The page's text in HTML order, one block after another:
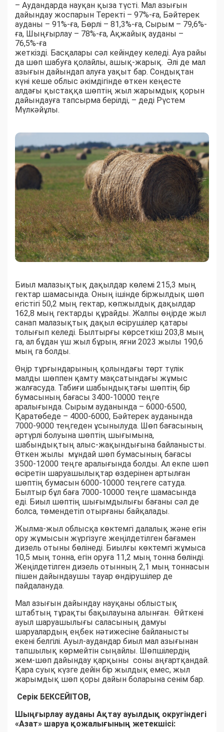
– Аудандарда науқан қыза түсті. Мал азығын
дайындау жоспарын Теректі – 97%-ға, Бәйтерек
ауданы – 91%-ға, Бөрлі – 81,3%-ға, Сырым – 79,6%-
ға, Шыңғырлау – 78%-ға, Ақжайық ауданы –
76,5%-ға
жеткізді. Басқалары сәл кейіндеу келеді. Ауа райы
да шөп шабуға қолайлы, ашық-жарық. Әлі де мал
азығын дайындап алуға уақыт бар. Сондықтан
күні кеше облыс әкімдігінде өткен кеңесте
алдағы қыстаққа шөптің жыл жарымдық қорын
дайындауға тапсырма берілді, – деді Рүстем
Мүлкәйұлы.
Биыл малазықтық дақылдар көлемі 215,3 мың
гектар шамасында. Оның ішінде біржылдық шөп
егістігі 50,2 мың гектар, көпжылдық дақылдар
162,8 мың гектарды құрайды. Жалпы өңірде жыл
санап малазықтық дақыл өсірушілер қатары
толығып келеді. Былтырғы көрсеткіш 203,8 мың
га, ал бұдан үш жыл бұрын, яғни 2023 жылы 190,6
мың га болды.
Өңір тұрғындарының қолындағы төрт түлік
малды шөппен қамту мақсатындағы жұмыс
жалғасуда. Табиғи шабындықтағы шөптің бір
бумасының бағасы 3400-10000 теңге
аралығында. Сырым ауданында – 6000-6500,
Қаратөбеде – 4000-6000, Бәйтерек ауданында
7000-9000 теңгеден ұсынылуда. Шөп бағасының
әртүрлі болуына шөптің шығымына,
шабындықтың алыс-жақындығына байланысты.
Өткен жылы мұндай шөп бумасының бағасы
3500-12000 теңге аралығында болды. Ал екпе шөп
өсіретін шаруашылықтар өздерінен артылған
шөптің бумасын 6000-10000 теңгеге сатуда.
Былтыр бұл баға 7000-10000 теңге шамасында
еді. Биыл шөптің шығымдылығы бағаны сәл де
болса, төмендетіп отырғаны байқалады.
Жылма-жыл облысқа көктемгі далалық және егін
ору жұмысын жүргізуге жеңілдетілген бағамен
дизель отыны бөлінеді. Биылғы көктемгі жұмыса
10,5 мың тонна, егін оруға 11,2 мың тонна бөлінді.
Жеңілдетілген дизель отынның 2,1 мың тоннасын
пішен дайындаушы тауар өндірушілер де
пайдалануда.
Мал азығын дайындау науқаны облыстық
штабтың тұрақты бақылауына алынған. Өйткені
ауыл шаруашылығы саласының дамуы
шаруалардың еңбек нәтижесіне байланысты
екені белгілі. Ауыл-аудандар биыл мал азығынан
тапшылық көрмейтін сыңайлы. Шөпшілердің
жем-шөп дайындау қарқыны соны аңғартқандай.
Қара суық күзге дейін бір жылдық емес, жыл
жарымдық шөп қоры дайын боларына сенім бар.
Серік БЕКСЕЙІТОВ,
Шыңғырлау ауданы Ақтау ауылдық округіндегі
«Азат» шаруа қожалығының жетекшісі: